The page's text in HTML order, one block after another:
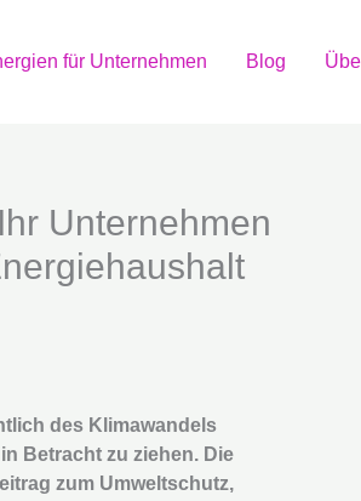
für Unternehmen Blog
Unternehmen
des Klimawandels
Betracht zu ziehen. Die
zum Umweltschutz,